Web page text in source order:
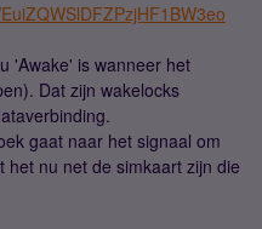
'Awake' is wanneer het
Dat zijn wakelocks
gaat naar het signaal om
nu net de simkaart zijn die